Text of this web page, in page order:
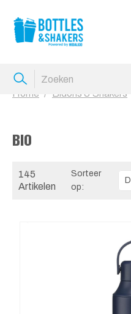
Home Bidons & Shakers
BIO
145
Artikelen
Sorteer
op: